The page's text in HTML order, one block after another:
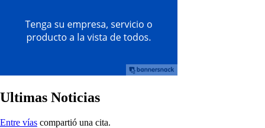
Ultimas Noticias
Entre vías compartió una cita.